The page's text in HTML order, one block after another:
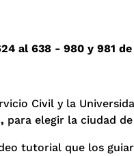
al 638 - 980 y 981
Civil y la
para elegir la ciudad
tutorial que los